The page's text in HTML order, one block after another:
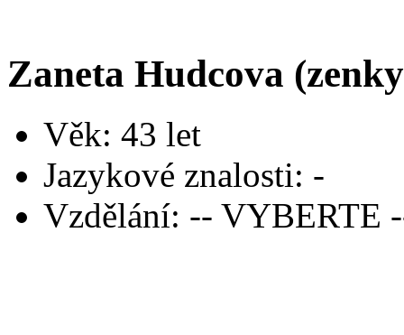
Zaneta Hudcova
Věk: 43 let
Jazykové znalosti: -
Vzdělání: -- VYBERTE